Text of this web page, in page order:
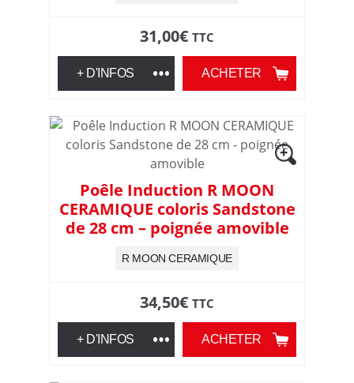
31,00€ TTC
ACHETER
+ D'INFOS
Poêle Induction R MOON
CERAMIQUE coloris Sandstone
de 28 cm – poignée amovible
R MOON CERAMIQUE
34,50€ TTC
ACHETER
+ D'INFOS